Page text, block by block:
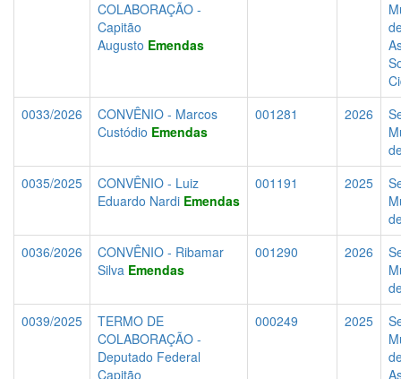
COLABORAÇÃO -
Capitão
Augusto Emendas
0033/2026
CONVÊNIO - Marcos
Custódio Emendas
001281 2026
0035/2025
CONVÊNIO - Luiz
Eduardo Nardi Emendas
001191 2025
0036/2026
CONVÊNIO - Ribamar
Silva Emendas
001290 2026
0039/2025
TERMO DE
COLABORAÇÃO -
Deputado Federal
Capitão
000249 2025